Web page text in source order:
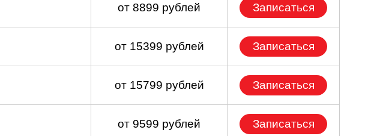
от 8899 рублей Записаться
от 15399 рублей Записаться
от 15799 рублей Записаться
от 9599 рублей Записаться